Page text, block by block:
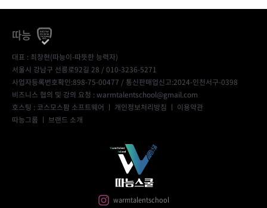
따능
대표 : 최창현(따능이-따뜻한 능력자)
서울시 강남구 선릉로92길 28 / 010-3236-5271
사업자등록번호확인:898-75-00477 / 통신판매업신고:2024-인천서구-0398
비즈니스 협의 및 강의 요청 : warmtalentschool@gmail.com
호스팅 : 코스모스팜 소프트웨어 ㅣ 개인정보처리방침 ㅣ 이용약관
따능그룹 ㅣ 브랜드 소개
warmtalentschool